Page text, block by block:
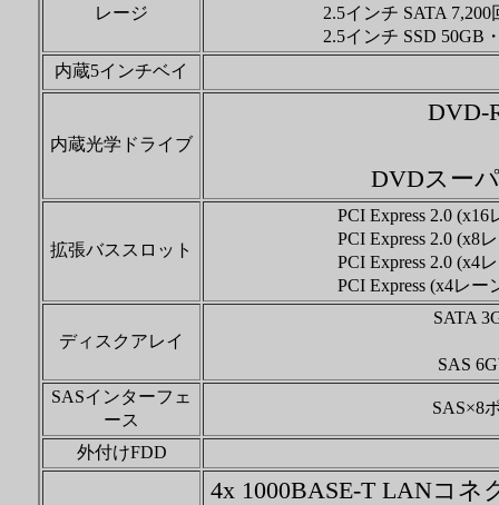
レージ
2.5インチ SATA
2.5インチ SSD 50GB
内蔵5インチベイ
内蔵光学ドライブ
DVD-
DVDスー
拡張バススロット
PCI Express 2.0
PCI Express 2.0 (x8
PCI Express 2.0 (x4
PCI Express (x4レ
ディスクアレイ
SATA
SAS
SASインターフェ
ース
SAS×8
外付けFDD
4x 1000BASE-T LANコネ